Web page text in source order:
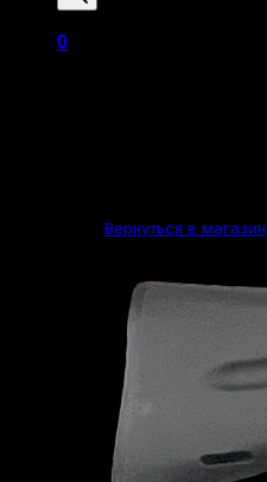
0
Вернуться в магазин